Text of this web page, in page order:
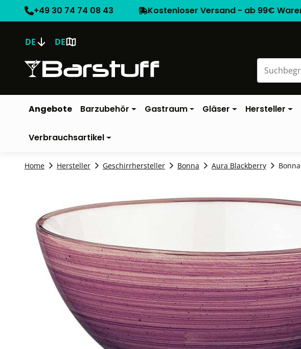
+49 30 74 74 08 43 Kostenloser Versand - ab 99€
DE DE
Angebote Barzubehör Gastraum Gläser Hersteller
Verbrauchsartikel
Home Hersteller Geschirrhersteller Bonna Aura Blackberry